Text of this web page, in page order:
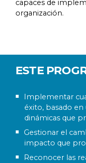
capaces de
organización.
ESTE
Implementar
éxito, basado
dinámicas que
Gestionar el
impacto que
Reconocer las